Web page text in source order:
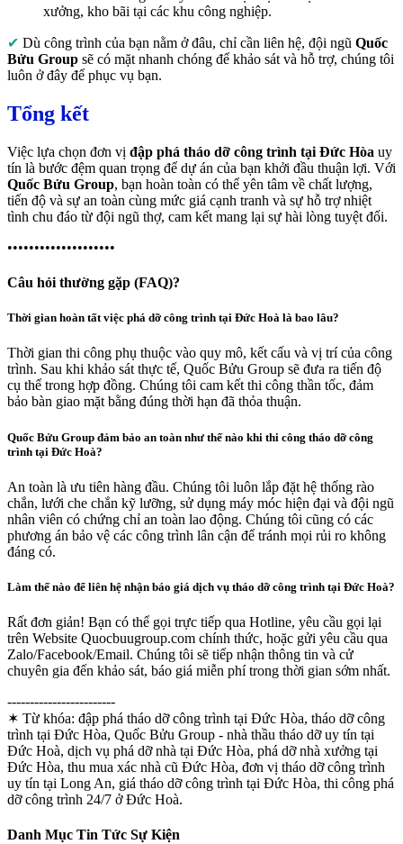
xưởng, kho bãi tại các khu công nghiệp.
✔ Dù công trình của bạn nằm ở đâu, chỉ cần liên hệ, đội ngũ Quốc
Bửu Group sẽ có mặt nhanh chóng để khảo sát và hỗ trợ, chúng tôi
luôn ở đây để phục vụ bạn.
Tổng kết
Việc lựa chọn đơn vị đập phá tháo dỡ công trình tại Đức Hòa uy
tín là bước đệm quan trọng để dự án của bạn khởi đầu thuận lợi. Với
Quốc Bửu Group, bạn hoàn toàn có thể yên tâm về chất lượng,
tiến độ và sự an toàn cùng mức giá cạnh tranh và sự hỗ trợ nhiệt
tình chu đáo từ đội ngũ thợ, cam kết mang lại sự hài lòng tuyệt đối.
••••••••••••••••••••
Câu hỏi thường gặp (FAQ)?
Thời gian hoàn tất việc phá dỡ công trình tại Đức Hoà là bao lâu?
Thời gian thi công phụ thuộc vào quy mô, kết cấu và vị trí của công
trình. Sau khi khảo sát thực tế, Quốc Bửu Group sẽ đưa ra tiến độ
cụ thể trong hợp đồng. Chúng tôi cam kết thi công thần tốc, đảm
bảo bàn giao mặt bằng đúng thời hạn đã thỏa thuận.
Quốc Bửu Group đảm bảo an toàn như thế nào khi thi công tháo dỡ công
trình tại Đức Hoà?
An toàn là ưu tiên hàng đầu. Chúng tôi luôn lắp đặt hệ thống rào
chắn, lưới che chắn kỹ lưỡng, sử dụng máy móc hiện đại và đội ngũ
nhân viên có chứng chỉ an toàn lao động. Chúng tôi cũng có các
phương án bảo vệ các công trình lân cận để tránh mọi rủi ro không
đáng có.
Làm thế nào để liên hệ nhận báo giá dịch vụ tháo dỡ công trình tại Đức Hoà?
Rất đơn giản! Bạn có thể gọi trực tiếp qua Hotline, yêu cầu gọi lại
trên Website Quocbuugroup.com chính thức, hoặc gửi yêu cầu qua
Zalo/Facebook/Email. Chúng tôi sẽ tiếp nhận thông tin và cử
chuyên gia đến khảo sát, báo giá miễn phí trong thời gian sớm nhất.
------------------------
✶ Từ khóa: đập phá tháo dỡ công trình tại Đức Hòa, tháo dỡ công
trình tại Đức Hòa, Quốc Bửu Group - nhà thầu tháo dỡ uy tín tại
Đức Hoà, dịch vụ phá dỡ nhà tại Đức Hòa, phá dỡ nhà xưởng tại
Đức Hòa, thu mua xác nhà cũ Đức Hòa, đơn vị tháo dỡ công trình
uy tín tại Long An, giá tháo dỡ công trình tại Đức Hòa, thi công phá
dỡ công trình 24/7 ở Đức Hoà.
Danh Mục Tin Tức Sự Kiện